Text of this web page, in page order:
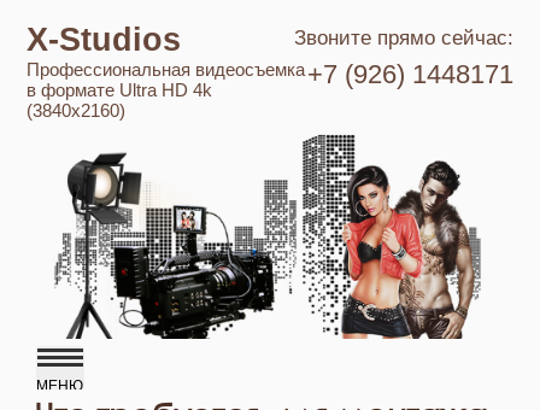
Звоните прямо сейчас:
X-Studios
+7 (926) 1448171
Профессиональная видеосъемка
в формате Ultra HD 4k
(3840x2160)